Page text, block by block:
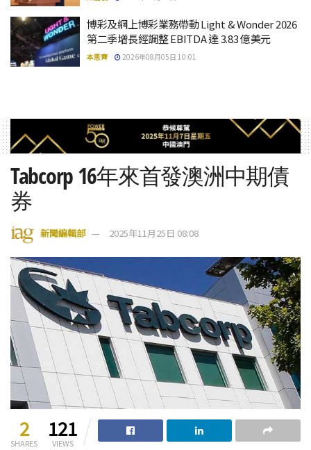
博彩及網上博彩業務帶動 Light & Wonder 2026
第二季增長經調整 EBITDA 達 3.83 億美元
本思齊 2026年08月05日 10:01
Tabcorp 16年來首發澳洲中期債
券
新聞編輯部 2025年11月25日 08:08
2
SHARES
121
VIEWS